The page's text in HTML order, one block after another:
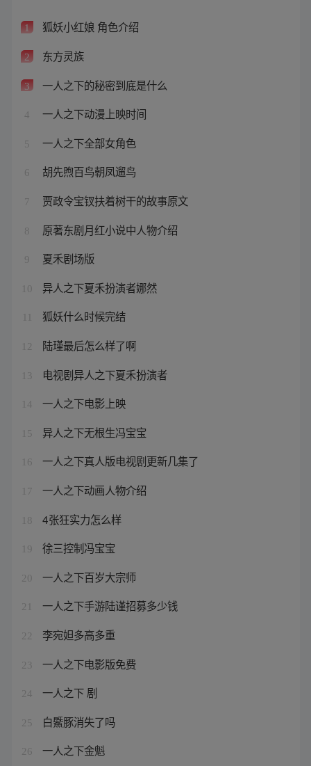
1 狐妖小红娘 角色介绍
2 东方灵族
3 一人之下的秘密到底是什么
4 一人之下动漫上映时间
5 一人之下全部女角色
6 胡先煦百鸟朝凤遛鸟
7 贾政令宝钗扶着树干的故事原文
8 原著东剧月红小说中人物介绍
9 夏禾剧场版
10 异人之下夏禾扮演者娜然
狐妖什么时候完结
12 陆瑾最后怎么样了啊
13 电视剧异人之下夏禾扮演者
14 一人之下电影上映
15 异人之下无根生冯宝宝
16 一人之下真人版电视剧更新几集了
17 一人之下动画人物介绍
18 4张狂实力怎么样
19 徐三控制冯宝宝
20 一人之下百岁大宗师
21 一人之下手游陆谨招募多少钱
22 李宛妲多高多重
23 一人之下电影版免费
24 一人之下 剧
25 白鱀豚消失了吗
26 一人之下金魁